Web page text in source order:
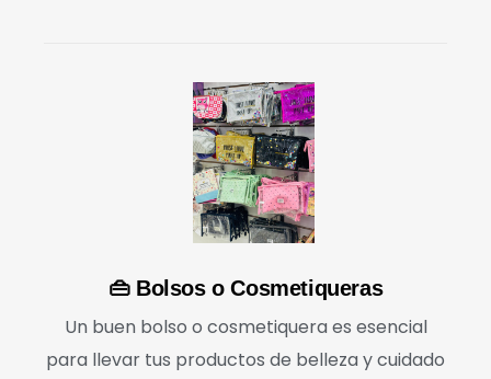
👜 Bolsos o Cosmetiqueras
Un buen bolso o cosmetiquera es esencial
para llevar tus productos de belleza y cuidado